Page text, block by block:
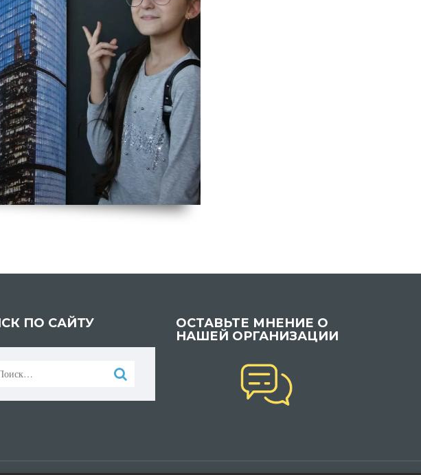
ПО САЙТУ
ОСТАВЬТЕ МНЕНИЕ О
НАШЕЙ ОРГАНИЗАЦИИ